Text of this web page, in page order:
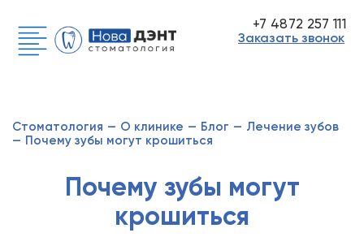
+7 4872 257 111
Заказать звонок
Стоматология — О клинике — Блог — Лечение зубов
— Почему зубы могут крошиться
Почему зубы могут
крошиться